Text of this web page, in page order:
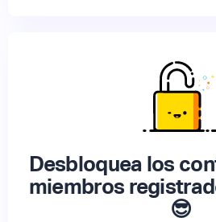
Desbloquea los
miembros
😎